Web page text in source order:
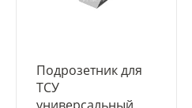
Подрозетник для
ТСУ